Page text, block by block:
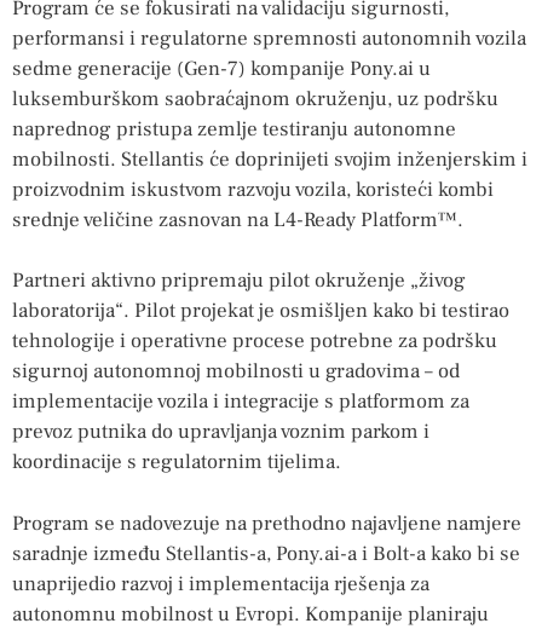
Program će se fokusirati na validaciju sigurnosti,
performansi i regulatorne spremnosti autonomnih vozila
sedme generacije (Gen-7) kompanije Pony.ai u
luksemburškom saobraćajnom okruženju, uz podršku
naprednog pristupa zemlje testiranju autonomne
mobilnosti. Stellantis će doprinijeti svojim inženjerskim i
proizvodnim iskustvom razvoju vozila, koristeći kombi
srednje veličine zasnovan na L4-Ready Platform™.
Partneri aktivno pripremaju pilot okruženje „živog
laboratorija“. Pilot projekat je osmišljen kako bi testirao
tehnologije i operativne procese potrebne za podršku
sigurnoj autonomnoj mobilnosti u gradovima – od
implementacije vozila i integracije s platformom za
prevoz putnika do upravljanja voznim parkom i
koordinacije s regulatornim tijelima.
Program se nadovezuje na prethodno najavljene namjere
saradnje između Stellantis-a, Pony.ai-a i Bolt-a kako bi se
unaprijedio razvoj i implementacija rješenja za
autonomnu mobilnost u Evropi. Kompanije planiraju